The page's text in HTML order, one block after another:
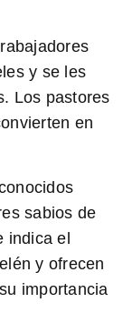
y se les
Los pastores
en
sabios de
indica el
y ofrecen
importancia